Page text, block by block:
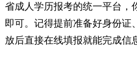
省成人学历报考的统一平台，
即可。记得提前准备好身份证
放后直接在线填报就能完成信